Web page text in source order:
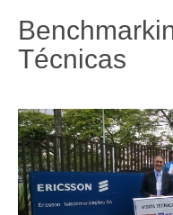
Técnicas